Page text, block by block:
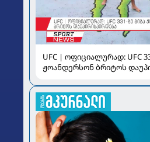
UFC | ოფიციალურად: UFC
ჟოანდერსონ ბრიტოს